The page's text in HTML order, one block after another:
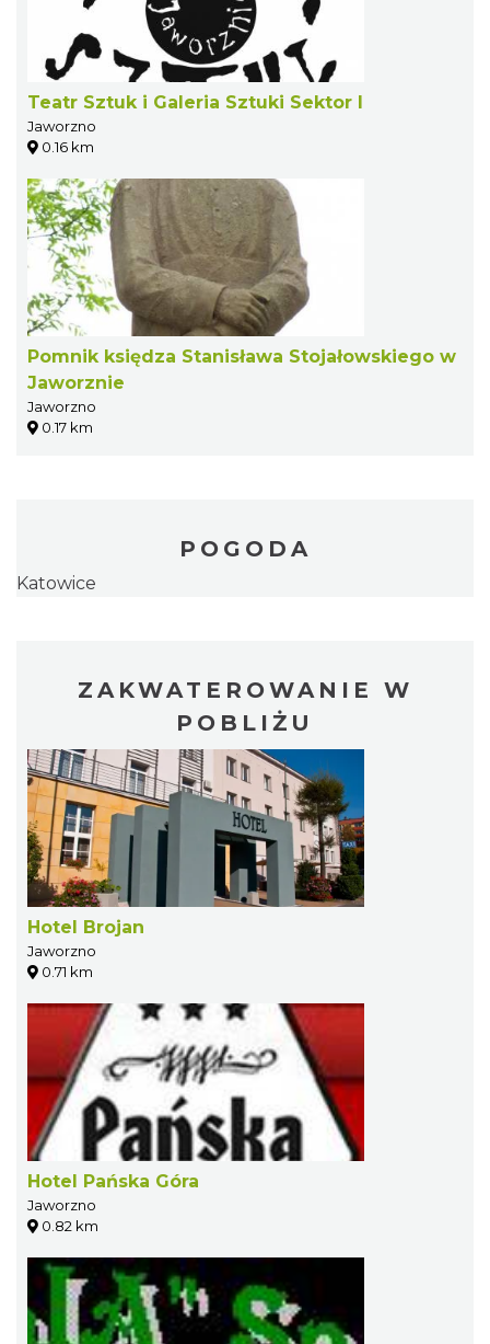
Teatr Sztuk i Galeria Sztuki Sektor I
Jaworzno
0.16 km
Pomnik księdza Stanisława Stojałowskiego w
Jaworznie
Jaworzno
0.17 km
POGODA
Katowice
ZAKWATEROWANIE W
POBLIŻU
Hotel Brojan
Jaworzno
0.71 km
Hotel Pańska Góra
Jaworzno
0.82 km